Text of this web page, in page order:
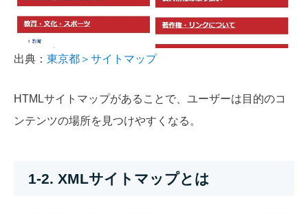
出典： 東京都＞サイトマップ
HTMLサイトマップがあることで、ユーザーは目的のコ
ンテンツの場所を見つけやすくなる。
1-2. XMLサイトマップとは